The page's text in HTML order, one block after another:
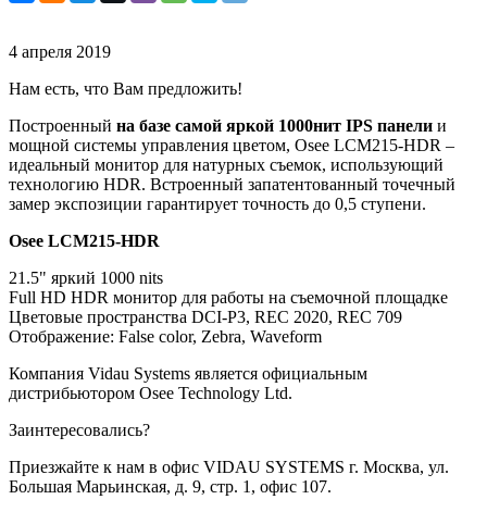
4 апреля 2019
Нам есть, что Вам предложить!
Построенный на базе самой яркой 1000нит IPS панели и
мощной системы управления цветом, Osee LCM215-HDR –
идеальный монитор для натурных съемок, использующий
технологию HDR. Встроенный запатентованный точечный
замер экспозиции гарантирует точность до 0,5 ступени.
Osee LCM215-HDR
21.5" яркий 1000 nits
Full HD HDR монитор для работы на съемочной площадке
Цветовые пространства DCI-P3, REC 2020, REC 709
Отображение: False color, Zebra, Waveform
Компания Vidau Systems является официальным
дистрибьютором Osee Technology Ltd.
Заинтересовались?
Приезжайте к нам в офис VIDAU SYSTEMS г. Москва, ул.
Большая Марьинская, д. 9, стр. 1, офис 107.